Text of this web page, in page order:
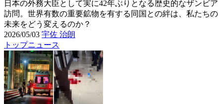
日本の外務大臣として実に42年ぶりとなる歴史的なザンビア
訪問。世界有数の重要鉱物を有する同国との絆は、私たちの
未来をどう変えるのか？
2026/05/03 宇佐 治朗
トップニュース